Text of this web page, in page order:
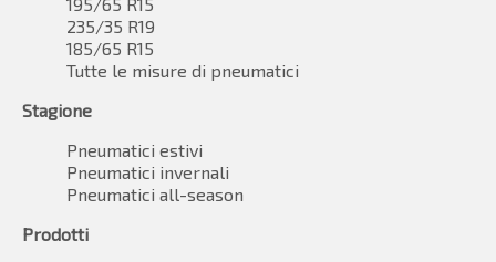
195/65 R15
235/35 R19
185/65 R15
Tutte le misure di pneumatici
Stagione
Pneumatici estivi
Pneumatici invernali
Pneumatici all-season
Prodotti